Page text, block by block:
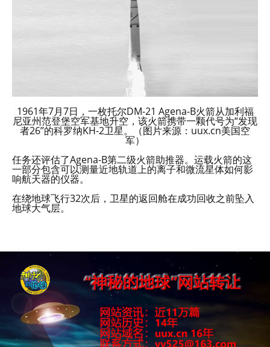
1961年7月7日，一枚托尔DM-21 Agena-B火箭从加利福
尼亚州范登堡空军基地升空，该火箭携带一颗代号为“发现
者26”的科罗纳KH-2卫星。（图片来源：uux.cn美国空
军）
任务还评估了Agena-B第二级火箭助推器。运载火箭的这
一部分包含可以测量近地轨道上的离子和微流星体如何影
响航天器的仪器。
在绕地球飞行32次后，卫星的返回舱在成功回收之前坠入
地球大气层。